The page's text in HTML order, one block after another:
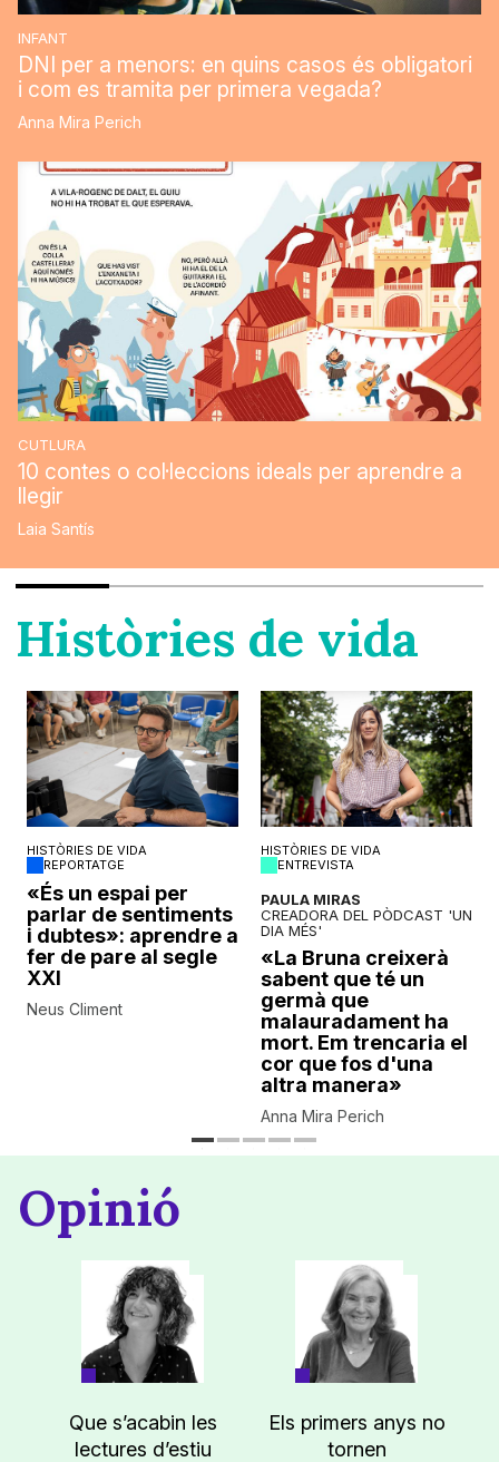
INFANT
DNI per a menors: en quins casos és obligatori
i com es tramita per primera vegada?
Anna Mira Perich
CUTLURA
10 contes o col·leccions ideals per aprendre a
llegir
Laia Santís
Històries de vida
HISTÒRIES DE VIDA
REPORTATGE
«És un espai per
parlar de sentiments
i dubtes»: aprendre a
fer de pare al segle
XXI
Neus Climent
HISTÒRIES DE VIDA
ENTREVISTA
PAULA MIRAS
CREADORA DEL PÒDCAST 'UN
DIA MÉS'
«La Bruna creixerà
sabent que té un
germà que
malauradament ha
mort. Em trencaria el
cor que fos d'una
altra manera»
Anna Mira Perich
Opinió
Que s’acabin les
lectures d’estiu
Els primers anys no
tornen